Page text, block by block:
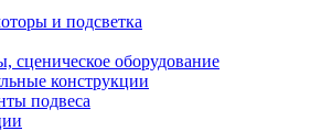
и подсветка
сценическое оборудование
конструкции
подвеса